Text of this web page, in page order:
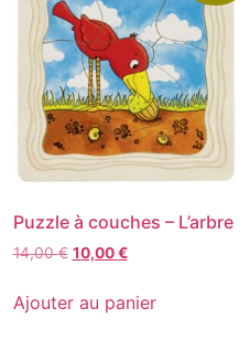
Puzzle à couches – L’arbre
14,00€ 10,00€
Ajouter au panier